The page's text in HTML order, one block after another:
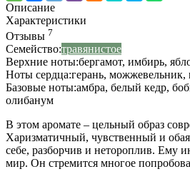
Описание
Характеристики
Отзывы 7
Семейство:травянистое
Верхние ноты:бергамот, имбирь,
Ноты сердца:герань, можжевельник,
Базовые ноты:амбра, белый кедр,
олибанум
В этом аромате – цельный образ
Харизматичный, чувственный и
себе, разборчив и нетороплив. Ему
мир. Он стремится многое